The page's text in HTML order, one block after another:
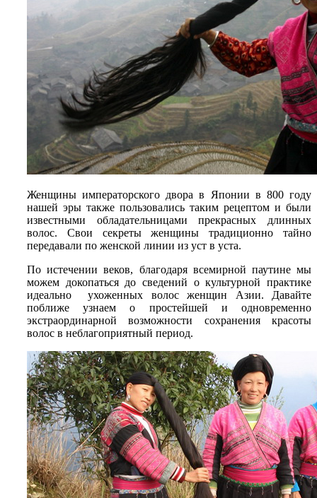
Женщины императорского двора в Японии в 800 году
нашей эры также пользовались таким рецептом и были
известными обладательницами прекрасных длинных
волос. Свои секреты женщины традиционно тайно
передавали по женской линии из уст в уста.
По истечении веков, благодаря всемирной паутине мы
можем докопаться до сведений о культурной практике
идеально ухоженных волос женщин Азии. Давайте
поближе узнаем о простейшей и одновременно
экстраординарной возможности сохранения красоты
волос в неблагоприятный период.